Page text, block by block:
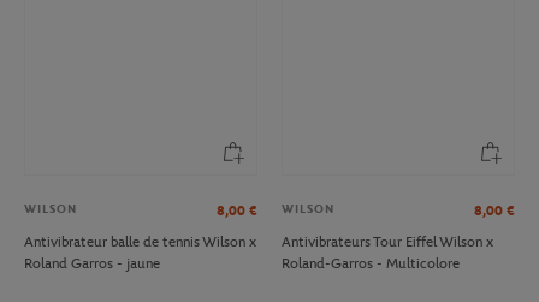
WILSON 8,00 €
Antivibrateur balle de tennis Wilson x
Roland Garros - jaune
WILSON 8,00 €
Antivibrateurs Tour Eiffel Wilson x
Roland-Garros - Multicolore